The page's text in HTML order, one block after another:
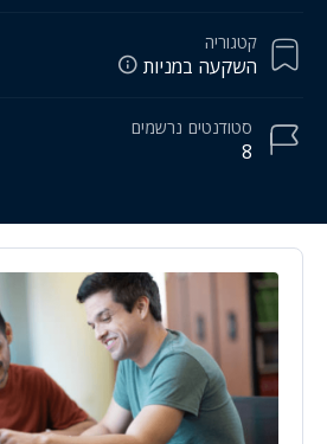
קטגוריה
השקעה במניות
8
סטודנטים נרשמים